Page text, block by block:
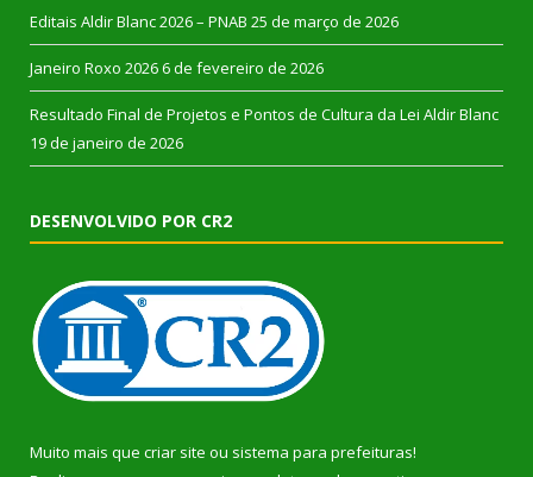
Editais Aldir Blanc 2026 – PNAB 25 de março de 2026
Janeiro Roxo 2026 6 de fevereiro de 2026
Resultado Final de Projetos e Pontos de Cultura da Lei Aldir Blanc
19 de janeiro de 2026
DESENVOLVIDO POR CR2
Muito mais que criar site ou sistema para prefeituras!